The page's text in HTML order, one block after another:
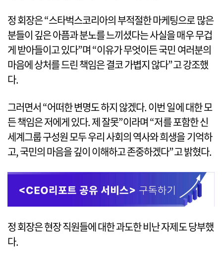
정 회장은 “스타벅스코리아의 부적절한 마케팅으로 많은
분들이 깊은 아픔과 분노를 느끼셨다는 사실을 매우 무겁
게 받아들이고 있다”며 “이유가 무엇이든 국민 여러분의
마음에 상처를 드린 책임은 결코 가볍지 않다”고 강조했
다.
그러면서 “어떠한 변명도 하지 않겠다. 이번 일에 대한 모
든 책임은 저에게 있다. 제 잘못”이라며 “저를 포함한 신
세계그룹 구성원 모두 우리 사회의 역사와 희생을 기억하
고, 국민의 마음을 깊이 이해하고 존중하겠다”고 밝혔다.
정 회장은 현장 직원들에 대한 과도한 비난 자제도 당부했
다.